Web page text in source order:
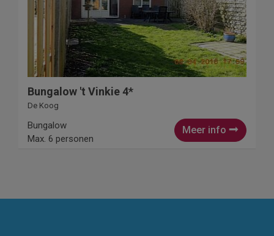
Bungalow 't Vinkie 4*
De Koog
Meer info
Bungalow
Max. 6 personen